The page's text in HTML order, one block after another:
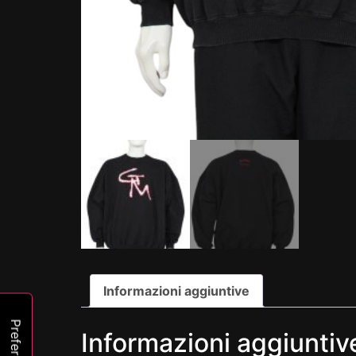
Informazioni aggiuntive
Informazioni